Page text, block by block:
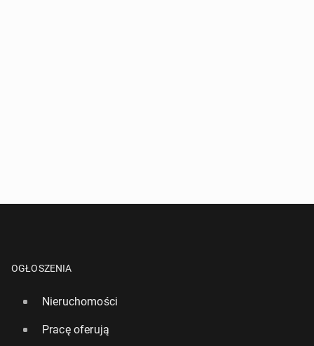
OGŁOSZENIA
Nieruchomości
Pracę oferują